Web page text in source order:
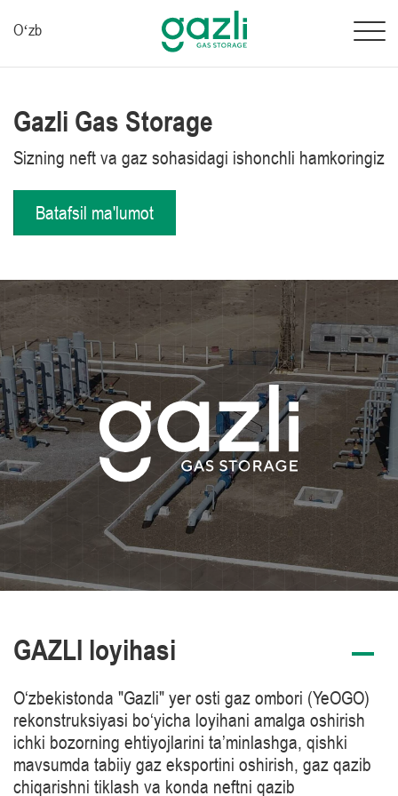
Oʻzb
Gazli Gas Storage
Sizning neft va gaz sohasidagi ishonchli hamkoringiz
Batafsil ma'lumot
GAZLI loyihasi
O‘zbekistonda "Gazli" yer osti gaz ombori (YeOGO)
rekonstruksiyasi bo‘yicha loyihani amalga oshirish
ichki bozorning ehtiyojlarini ta’minlashga, qishki
mavsumda tabiiy gaz eksportini oshirish, gaz qazib
chiqarishni tiklash va konda neftni qazib